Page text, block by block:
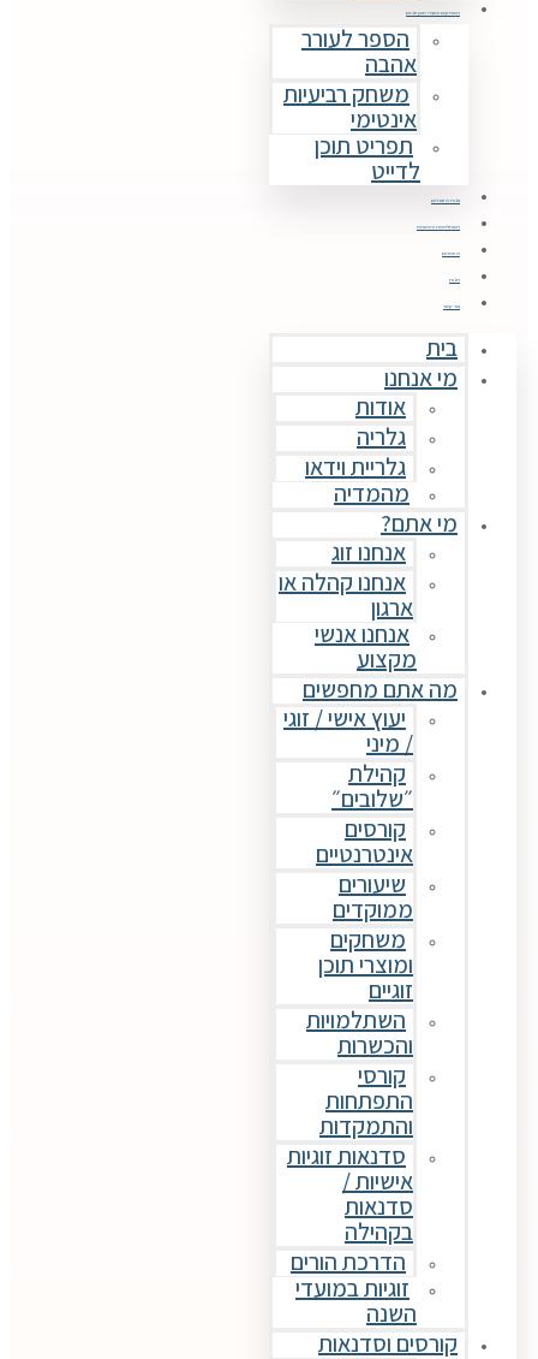
משחקים ומוצרי תוכן זוגיים
הספר לעורר
אהבה
משחק רביעיות
אינטימי
תפריט תוכן
לדייט
זוגות מספרים
השתלמויות והכשרות
מאמרים
חנות
צור קשר
בית
מי אנחנו
אודות
גלריה
גלריית וידאו
מהמדיה
מי אתם?
אנחנו זוג
אנחנו קהלה או
ארגון
אנחנו אנשי
מקצוע
מה אתם מחפשים
יעוץ אישי / זוגי
/ מיני
קהילת
״שלובים״
קורסים
אינטרנטיים
שיעורים
ממוקדים
משחקים
ומוצרי תוכן
זוגיים
השתלמויות
והכשרות
קורסי
התפתחות
והתמקדות
סדנאות זוגיות
אישיות /
סדנאות
בקהילה
הדרכת הורים
זוגיות במועדי
השנה
קורסים וסדנאות